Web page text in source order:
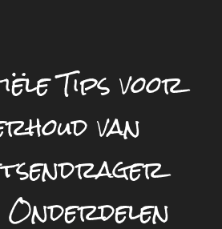
Tips voor
van